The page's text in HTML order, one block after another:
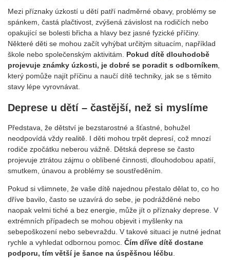
Mezi příznaky úzkostí u dětí patří nadměrné obavy, problémy se
spánkem, častá plačtivost, zvýšená závislost na rodičích nebo
opakující se bolesti břicha a hlavy bez jasné fyzické příčiny.
Některé děti se mohou začít vyhýbat určitým situacím, například
škole nebo společenským aktivitám. Pokud dítě dlouhodobě
projevuje známky úzkosti, je dobré se poradit s odborníkem,
který pomůže najít příčinu a naučí dítě techniky, jak se s těmito
stavy lépe vyrovnávat.
Deprese u dětí – častější, než si myslíme
Představa, že dětství je bezstarostné a šťastné, bohužel
neodpovídá vždy realitě. I děti mohou trpět depresí, což mnozí
rodiče zpočátku neberou vážně. Dětská deprese se často
projevuje ztrátou zájmu o oblíbené činnosti, dlouhodobou apatií,
smutkem, únavou a problémy se soustředěním.
Pokud si všimnete, že vaše dítě najednou přestalo dělat to, co ho
dříve bavilo, často se uzavírá do sebe, je podrážděné nebo
naopak velmi tiché a bez energie, může jít o příznaky deprese. V
extrémních případech se mohou objevit i myšlenky na
sebepoškození nebo sebevraždu. V takové situaci je nutné jednat
rychle a vyhledat odbornou pomoc. Čím dříve dítě dostane
podporu, tím větší je šance na úspěšnou léčbu.